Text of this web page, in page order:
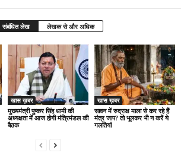
संबंधित लेख लेखक से और अधिक
खास ख़बर
मुख्यमंत्री पुष्कर सिंह धामी की
अध्यक्षता में आज होगी मंत्रिमंडल की
बैठक
खास ख़बर
सावन में रुद्राक्ष माला से कर रहे हैं
मंत्र जाप? तो भूलकर भी न करें ये
गलतियां